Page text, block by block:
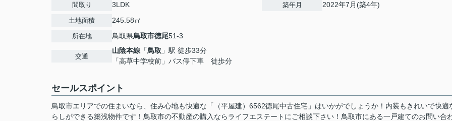
間取り 3LDK
土地面積 245.58㎡
所在地 鳥取県鳥取市徳尾51-3
交通
山陰本線 「鳥取 」駅 徒歩33分
「高草中学校前」バス停下車 徒歩分
築年月 2022年7月(築4年)
セールスポイント
鳥取市エリアでの住まいなら、住み心地も快適な「（平屋建）6562徳尾中古住宅」はいかがでしょうか！内装もきれいで快適
らしができる築浅物件です！鳥取市の不動産の購入ならライフエステートにご相談下さい！鳥取市にある一戸建てのお問い合